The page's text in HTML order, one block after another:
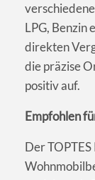
LPG, Benzin
direkten
die präzise
positiv auf.
Empfohlen
Der